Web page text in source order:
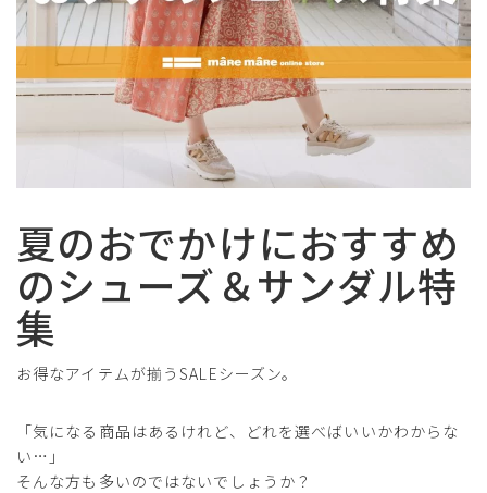
夏のおでかけにおすすめ
のシューズ＆サンダル特
集
お得なアイテムが揃うSALEシーズン。
「気になる商品はあるけれど、どれを選べばいいかわからな
い…」
そんな方も多いのではないでしょうか？
サイズ
絞り込んで検索する